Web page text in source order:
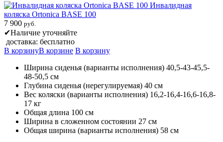
Инвалидная
коляска Ortonica BASE 100
7 900 руб.
✔Наличие уточняйте
доставка: бесплатно
В корзинуВ корзине В корзину
Ширина сиденья (варианты исполнения) 40,5-43-45,5-
48-50,5 см
Глубина сиденья (нерегулируемая) 40 см
Вес коляски (варианты исполнения) 16,2-16,4-16,6-16,8-
17 кг
Общая длина 100 см
Ширина в сложенном состоянии 27 см
Общая ширина (варианты исполнения) 58 см